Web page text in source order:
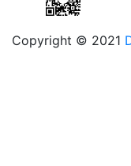
Copyright © 2021